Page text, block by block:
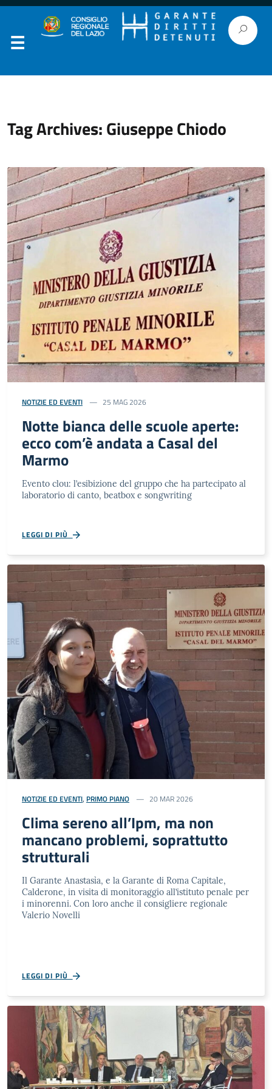
Tag Archives: Giuseppe Chiodo
NOTIZIE ED EVENTI 25 MAG 2026
Notte bianca delle scuole aperte:
ecco com’è andata a Casal del
Marmo
Evento clou: l’esibizione del gruppo che ha partecipato al
laboratorio di canto, beatbox e songwriting
LEGGI DI PIÙ
NOTIZIE ED EVENTI, PRIMO PIANO 20 MAR 2026
Clima sereno all’Ipm, ma non
mancano problemi, soprattutto
strutturali
Il Garante Anastasìa, e la Garante di Roma Capitale,
Calderone, in visita di monitoraggio all’istituto penale per
i minorenni. Con loro anche il consigliere regionale
Valerio Novelli
LEGGI DI PIÙ